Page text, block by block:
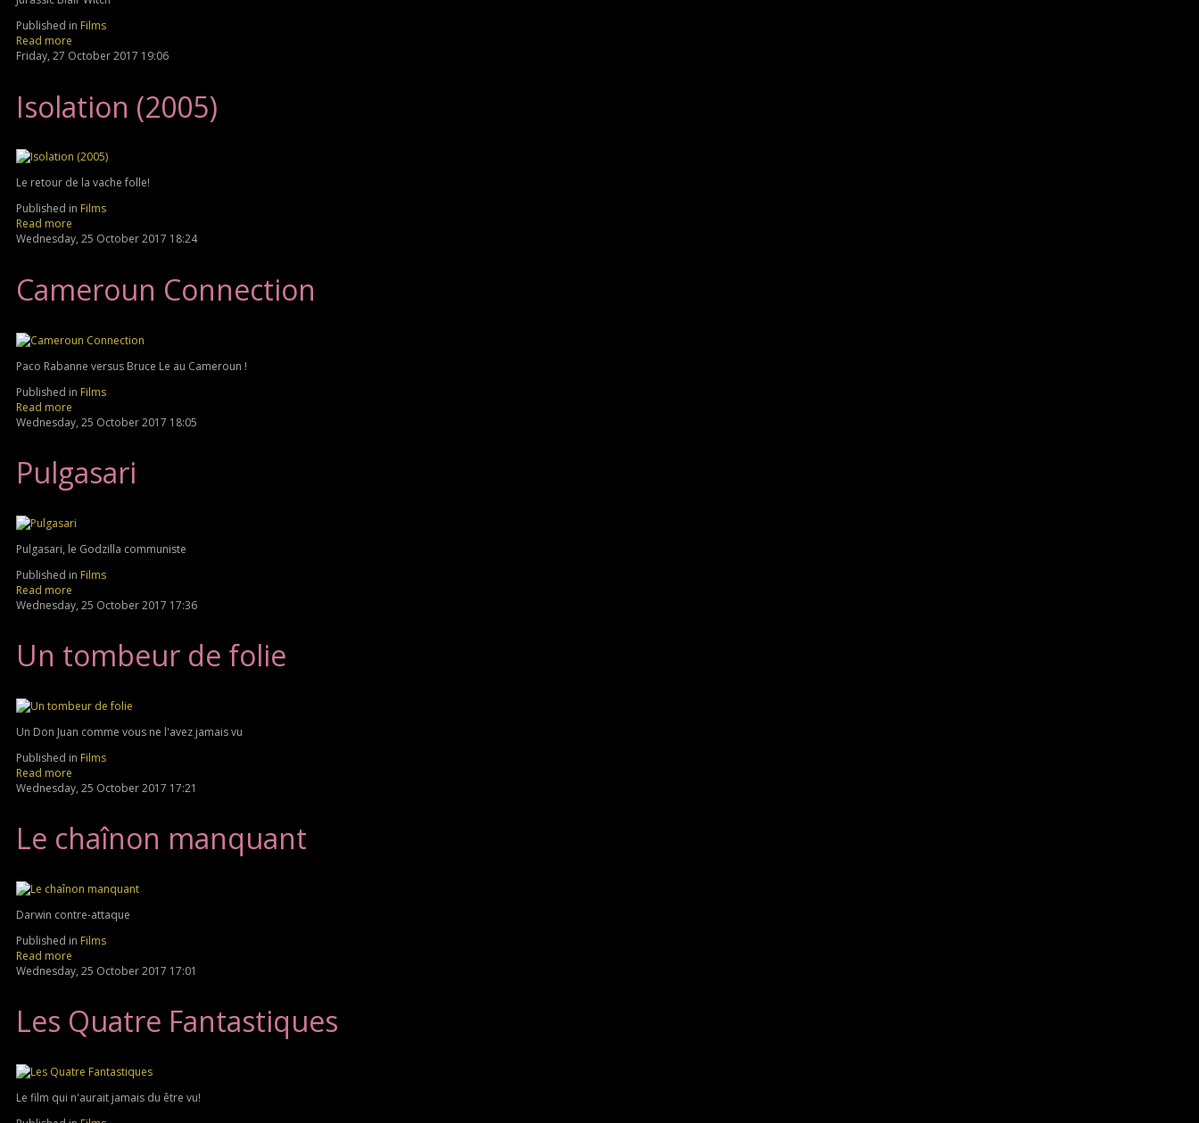
Published in Films
Read more
Friday, 27 October 2017 19:06
Isolation (2005)
Le retour de la vache folle!
Published in Films
Read more
Wednesday, 25 October 2017 18:24
Cameroun Connection
Paco Rabanne versus Bruce Le au Cameroun !
Published in Films
Read more
Wednesday, 25 October 2017 18:05
Pulgasari
Pulgasari, le Godzilla communiste
Published in Films
Read more
Wednesday, 25 October 2017 17:36
Un tombeur de folie
Un Don Juan comme vous ne l'avez jamais vu
Published in Films
Read more
Wednesday, 25 October 2017 17:21
Le chaînon manquant
Darwin contre-attaque
Published in Films
Read more
Wednesday, 25 October 2017 17:01
Les Quatre Fantastiques
Le film qui n'aurait jamais du être vu!